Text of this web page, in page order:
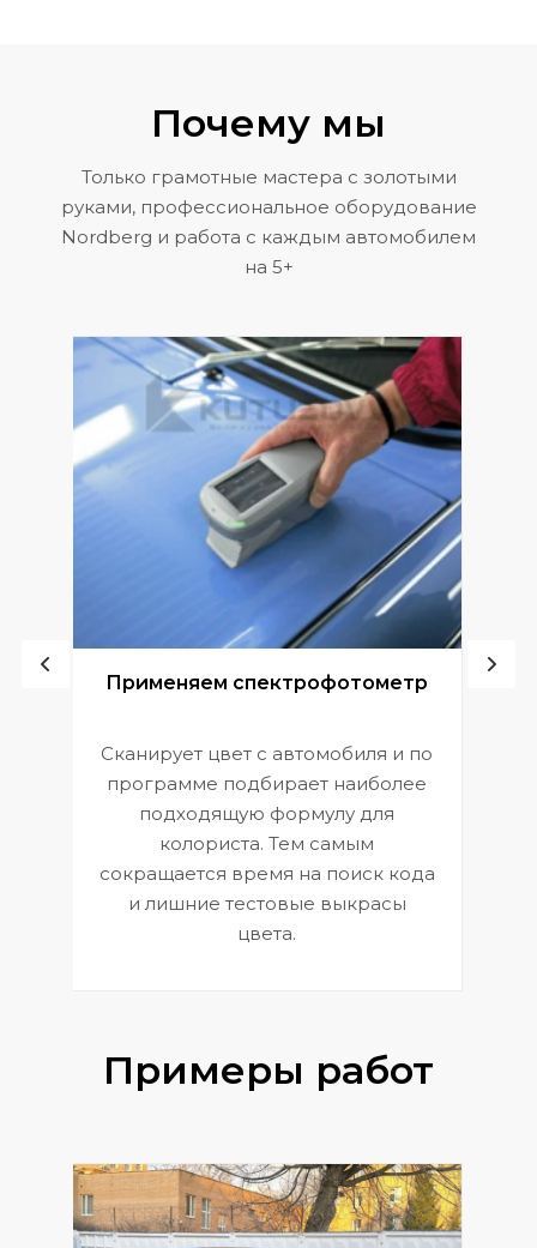
Почему мы
Только грамотные мастера с золотыми
руками, профессиональное оборудование
Nordberg и работа с каждым автомобилем
на 5+
Применяем спектрофотометр
Сканирует цвет с автомобиля и по
программе подбирает наиболее
подходящую формулу для
колориста. Тем самым
сокращается время на поиск кода
и лишние тестовые выкрасы
цвета.
Примеры работ